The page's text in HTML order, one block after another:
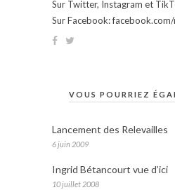
Sur Twitter, Instagram et
Sur Facebook:
VOUS POURRIEZ
Lancement des Relevailles
6 juin 2009
Ingrid Bétancourt vue d’ici
10 juillet 2008